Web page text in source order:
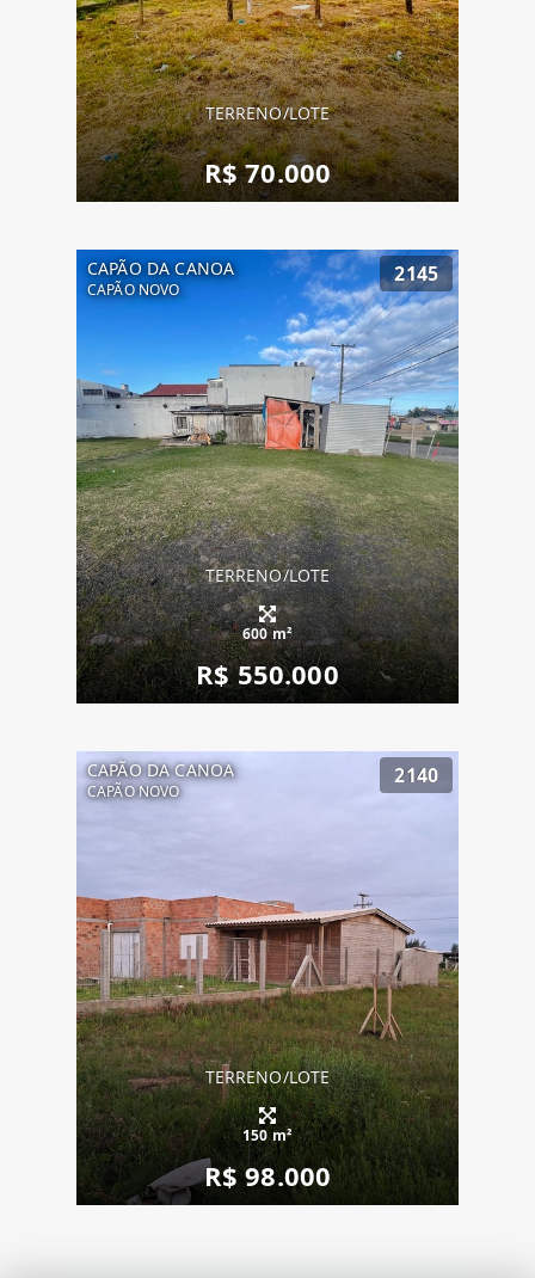
TERRENO/LOTE
R$ 70.000
CAPÃO DA CANOA
CAPÃO NOVO
2145
TERRENO/LOTE
600 m²
R$ 550.000
CAPÃO DA CANOA
CAPÃO NOVO
2140
TERRENO/LOTE
150 m²
R$ 98.000